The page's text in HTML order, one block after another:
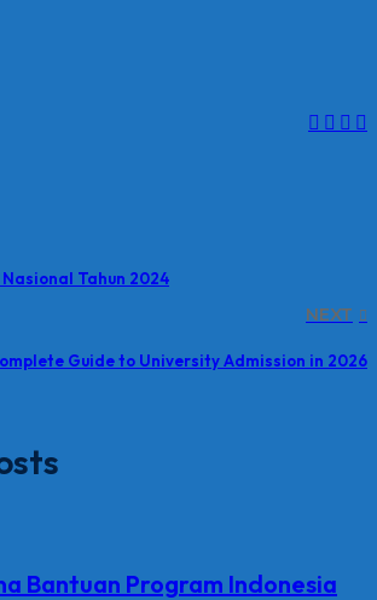
Tahun 2024
NEXT
Guide to University Admission in 2026
Bantuan Program Indonesia